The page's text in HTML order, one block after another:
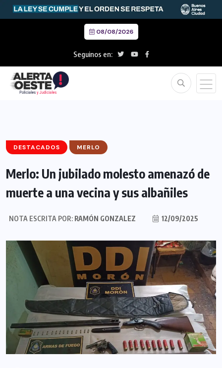
08/08/2026
Seguinos en:
DESTACADOS MERLO
Merlo: Un jubilado molesto amenazó de
muerte a una vecina y sus albañiles
NOTA ESCRITA POR: RAMÓN GONZALEZ 12/09/2025